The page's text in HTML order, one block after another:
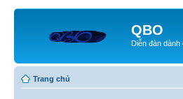
QBO
Diễn đàn
Trang chủ